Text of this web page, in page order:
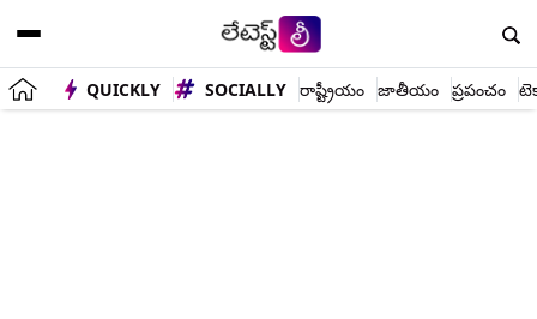
QUICKLY SOCIALLY రాష్ట్రీయం జాతీయం ప్రపంచం